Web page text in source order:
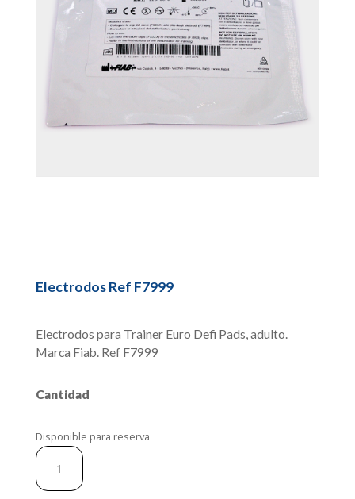
Electrodos Ref F7999
Electrodos para Trainer Euro Defi Pads, adulto.
Marca Fiab. Ref F7999
Cantidad
Disponible para reserva
Electrodos
F7999